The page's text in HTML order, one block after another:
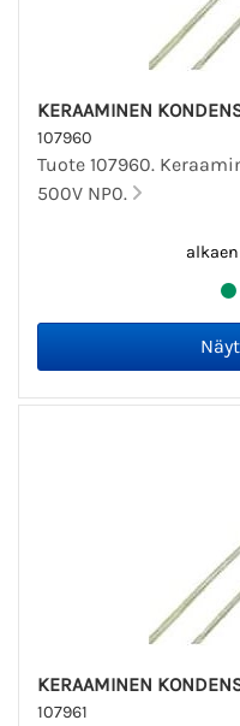
KERAAMINEN
107960
Tuote 107960.
500V NP0.
alkaen
KERAAMINEN
107961